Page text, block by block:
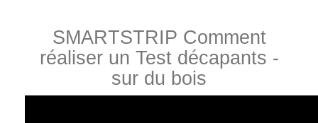
SMARTSTRIP Comment
réaliser un Test décapants -
sur du bois